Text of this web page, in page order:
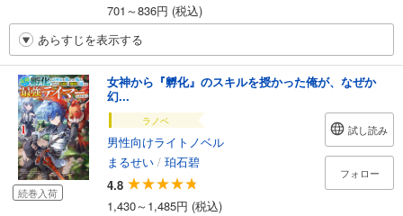
701～836円 (税込)
あらすじを表示する
続巻入荷
女神から『孵化』のスキルを授かった俺が、なぜか
幻...
ラノベ
男性向けライトノベル
まるせい / 珀石碧
4.8
1,430～1,485円 (税込)
試し読み
フォロー